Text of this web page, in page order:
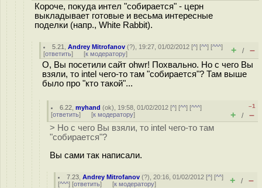
Короче, покуда интел "собирается" - церн
выкладывает готовые и весьма интересные
поделки (напр., White Rabbit).
5.21 ,Andrey Mitrofanov (?), 19:27, 01/02/2012 [^] [^^] [^^^]
[ответить] [к модератору] + / –
О, Вы посетили сайт ohwr! Похвально. Но с чего Вы
взяли, то intel чего-то там "собирается"? Там выше
было про "кто такой"...
6.22 ,myhand (ok), 19:58, 01/02/2012 [^] [^^] [^^^]
[ответить] [к модератору]
–1
+ / –
> Но с чего Вы взяли, то intel чего-то там
"собирается"?
Вы сами так написали.
7.23 ,Andrey Mitrofanov (?), 20:16, 01/02/2012 [^] [^^]
[^^^] [ответить] [к модератору] + / –